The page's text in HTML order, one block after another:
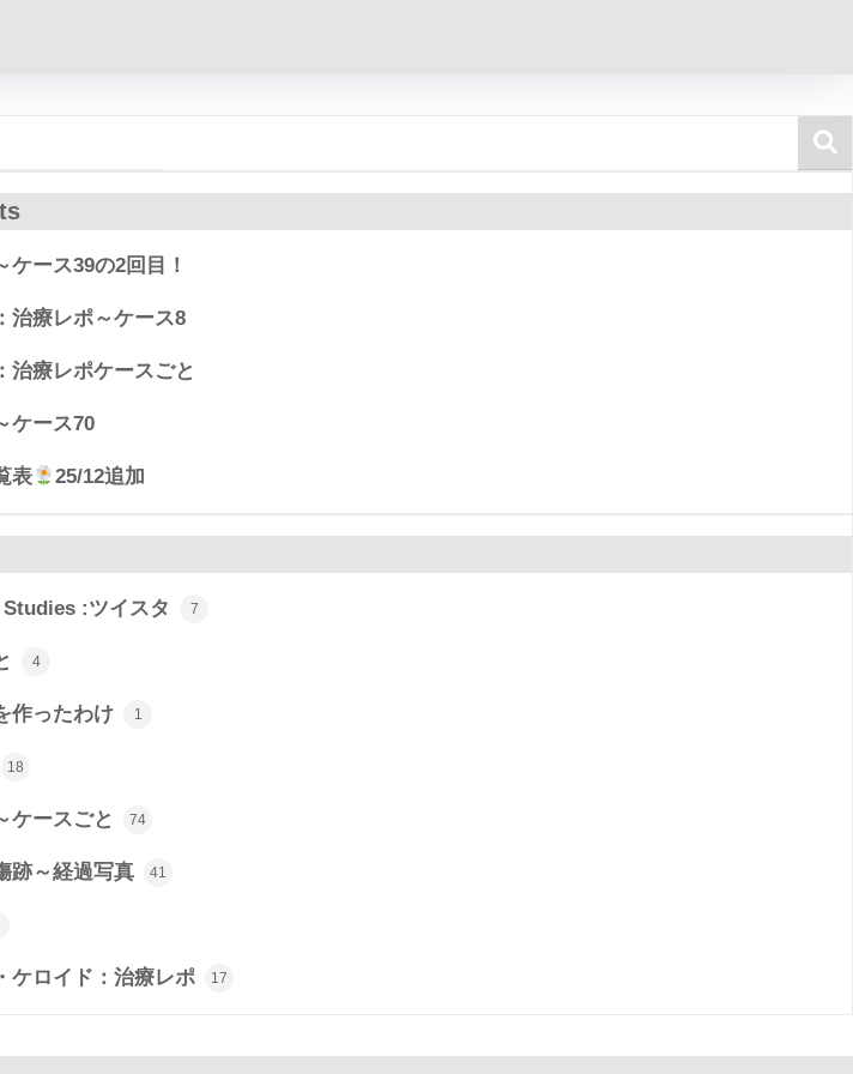
ケース39の2回目！
治療レポ～ケース8
治療レポケースごと
ケース70
表 25/12追加
:ツイスタ 7
4
作ったわけ 1
18
ケースごと 74
跡～経過写真 41
ケロイド：治療レポ 17